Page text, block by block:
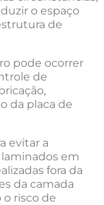
o espaço
de
pode ocorrer
de
da placa de
evitar a
em
fora da
da camada
risco de